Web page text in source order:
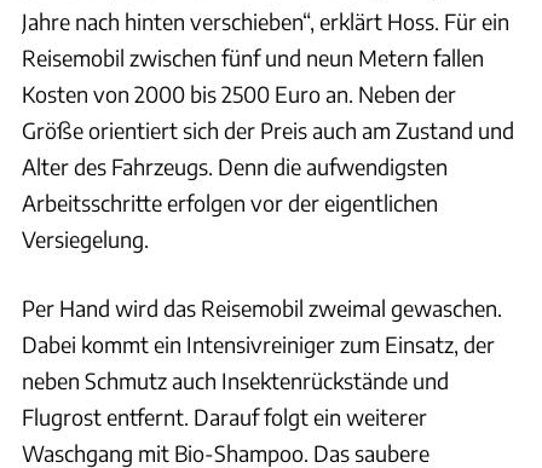
Jahre nach hinten verschieben“, erklärt Hoss. Für ein
Reisemobil zwischen fünf und neun Metern fallen
Kosten von 2000 bis 2500 Euro an. Neben der
Größe orientiert sich der Preis auch am Zustand und
Alter des Fahrzeugs. Denn die aufwendigsten
Arbeitsschritte erfolgen vor der eigentlichen
Versiegelung.
Per Hand wird das Reisemobil zweimal gewaschen.
Dabei kommt ein Intensivreiniger zum Einsatz, der
neben Schmutz auch Insektenrückstände und
Flugrost entfernt. Darauf folgt ein weiterer
Waschgang mit Bio-Shampoo. Das saubere